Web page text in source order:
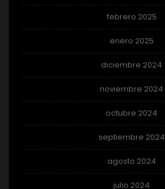
febrero 2025
enero 2025
diciembre 2024
noviembre 2024
octubre 2024
septiembre 2024
agosto 2024
julio 2024